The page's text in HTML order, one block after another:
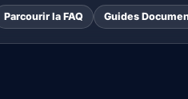
Parcourir la FAQ Guides